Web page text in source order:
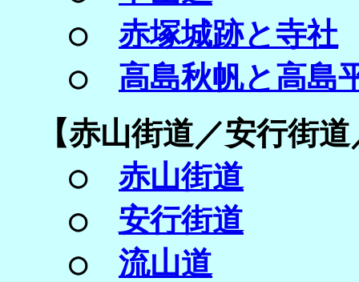
○ 赤塚城跡と寺社
○ 高島秋帆と高島
【赤山街道／安行街道
○ 赤山街道
○ 安行街道
○ 流山道